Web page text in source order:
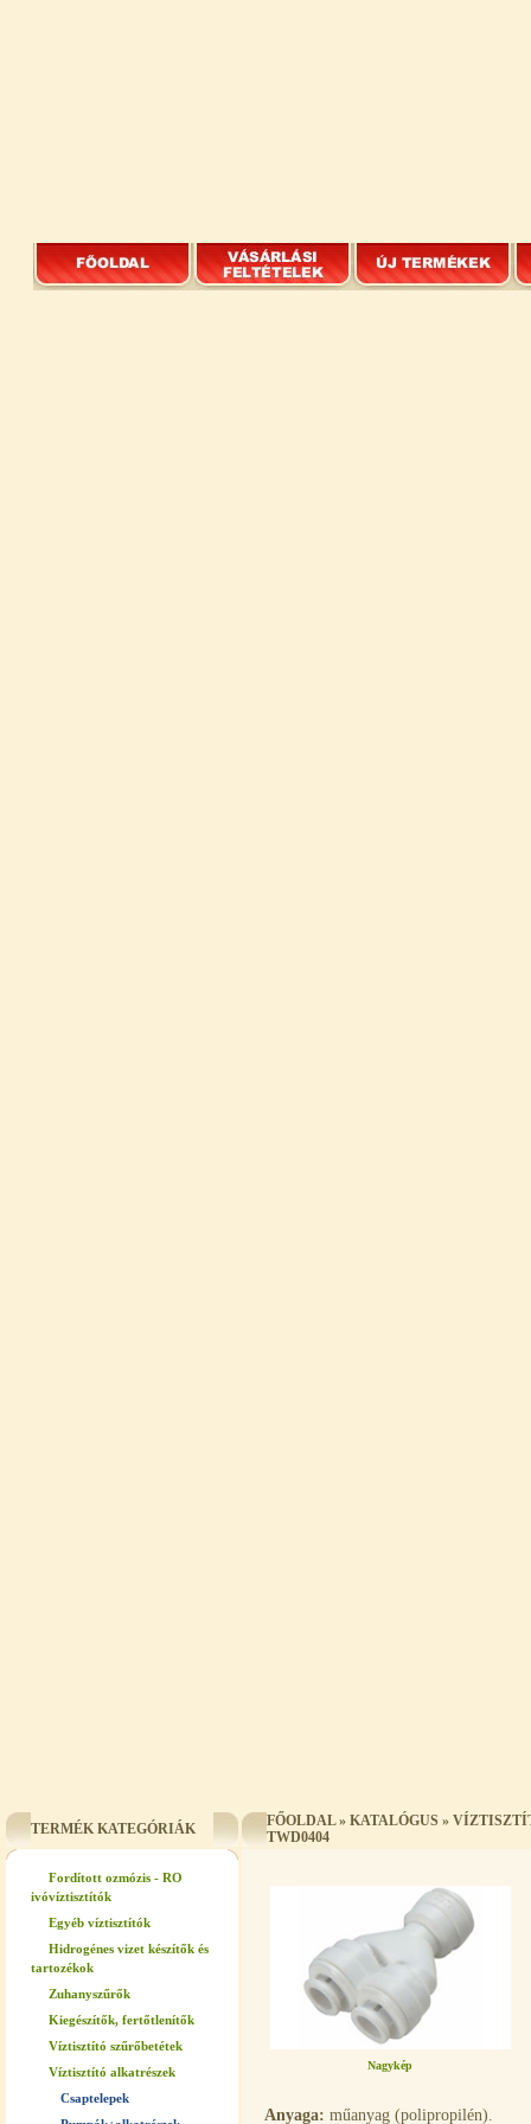
TERMÉK KATEGÓRIÁK
Fordított ozmózis - RO
ivóvíztisztítók
Egyéb víztisztítók
Hidrogénes vizet készítők és
tartozékok
Zuhanyszűrők
Kiegészítők, fertőtlenítők
Víztisztító szűrőbetétek
Víztisztító alkatrészek
Csaptelepek
FŐOLDAL» KATALÓGUS »
TWD0404
Nagykép
Anyaga: műanyag (polipropilén).